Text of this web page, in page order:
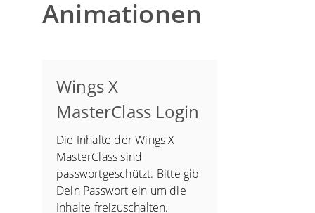
Animationen
Wings X
MasterClass Login
Die Inhalte der Wings X
MasterClass sind
passwortgeschützt. Bitte gib
Dein Passwort ein um die
Inhalte freizuschalten.